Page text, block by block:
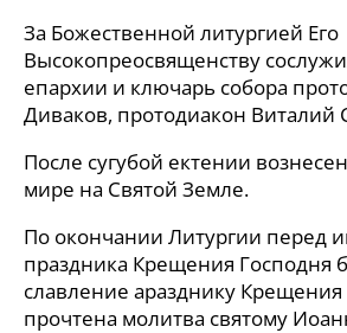
За Божественной литургией Его
Высокопреосвященству
епархии и ключарь собора
Диваков, протодиакон Виталий
После сугубой ектении
мире на Святой Земле.
По окончании Литургии перед
праздника Крещения Господня
славление аразднику Крещения
прочтена молитва святому